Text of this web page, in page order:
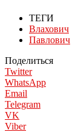
ТЕГИ
Влахович
Павлович
Поделиться
Twitter
WhatsApp
Email
Telegram
VK
Viber